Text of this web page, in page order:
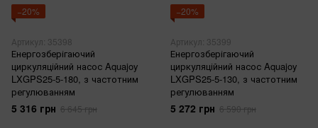
−20%
Артикул: 35398
Енергозберігаючий
циркуляційний насос Aquajoy
LXGPS25-5-180, з частотним
регулюванням
5 316 грн 6 645 грн
−20%
Артикул: 35399
Енергозберігаючий
циркуляційний насос Aquajoy
LXGPS25-5-130, з частотним
регулюванням
5 272 грн 6 590 грн